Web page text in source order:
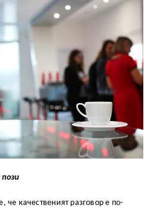
че качественият разговор е по-